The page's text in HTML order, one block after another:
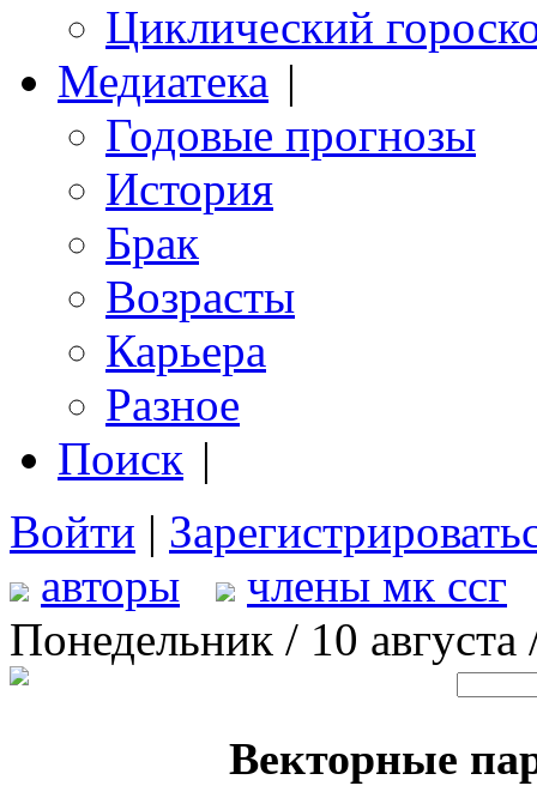
Циклический
Медиатека |
Годовые прогнозы
История
Брак
Возрасты
Карьера
Разное
Поиск |
Войти |
авторы
члены мк ссг
Понедельник / 10
Векторные